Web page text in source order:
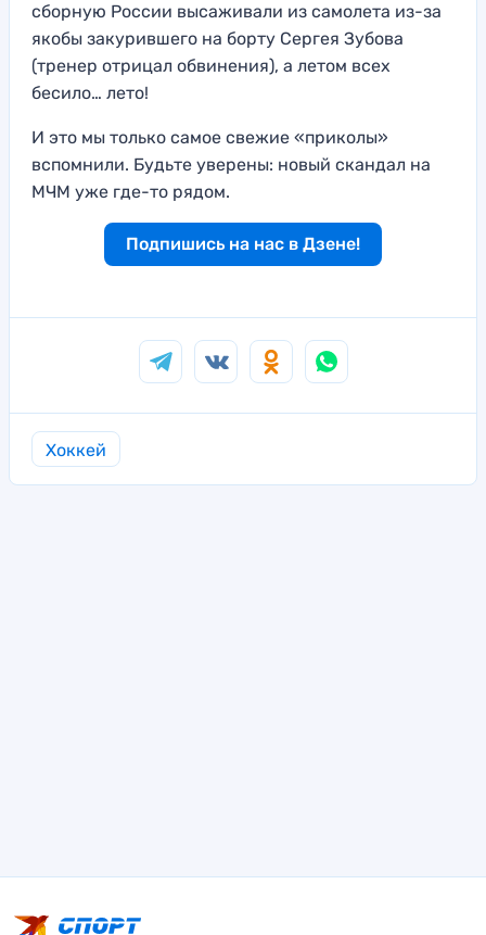
сборную России высаживали из самолета из-за
якобы закурившего на борту Сергея Зубова
(тренер отрицал обвинения), а летом всех
бесило… лето!
И это мы только самое свежие «приколы»
вспомнили. Будьте уверены: новый скандал на
МЧМ уже где-то рядом.
Подпишись на нас в Дзене!
Хоккей